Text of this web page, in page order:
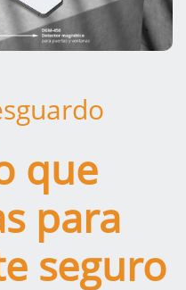
que
para
seguro